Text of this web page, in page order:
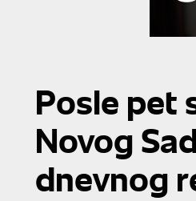
Posle pet
Novog
dnevnog